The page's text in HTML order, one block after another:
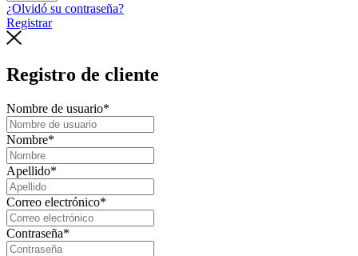
¿Olvidó su contraseña?
Registrar
Registro de cliente
Nombre de usuario*
Nombre*
Apellido*
Correo electrónico*
Contraseña*